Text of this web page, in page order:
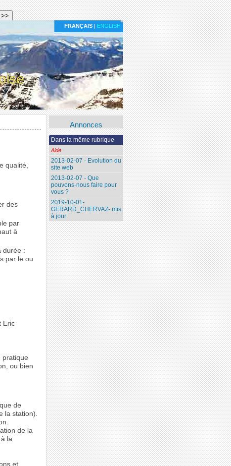
qualité,
des
par
à
durée :
par le ou
Eric
pratique
ou bien
de
la station).
de la
la
et
Annonces
Dans la même rubrique
Aide
2013-02-07 - Evolution du
site web
2013-02-07 - Que
pouvons-nous faire pour
vous ?
2019-10-01-
GERARD_CHERVAZ- mis
à jour
FRANÇAIS | ENGLISH